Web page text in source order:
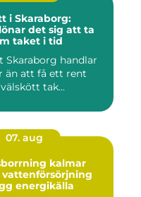
i Skaraborg:
det sig att ta
taket i tid
Skaraborg handlar
än att få ett rent
tak...
07. aug
kalmar
energikälla